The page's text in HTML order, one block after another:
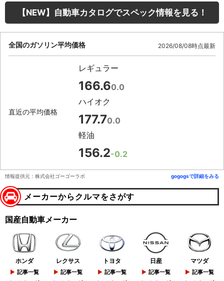
【NEW】自動車カタログでスペック情報を見る！
全国のガソリン平均価格 2026/08/08時点最新
直近の平均価格
レギュラー
166.60.0
ハイオク
177.70.0
軽油
156.2-0.2
情報提供元：株式会社ゴーゴーラボ gogogsで詳細をみる
メーカーからクルマをさがす
国産自動車メーカー
ホンダ
記事一覧
レクサス
記事一覧
トヨタ
記事一覧
日産
記事一覧
マツダ
記事一覧